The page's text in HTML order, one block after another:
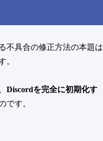
不具合の修正方法の本題は
。
Discordを完全に初期化す
です。